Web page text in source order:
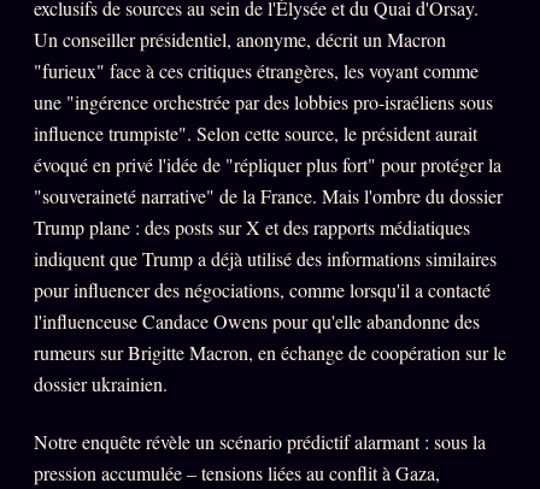
Corrections · Erratum
Mentions légales
llms.txt
exclusifs de sources au sein de l'Élysée et du Quai d'Orsay.
Un conseiller présidentiel, anonyme, décrit un Macron
"furieux" face à ces critiques étrangères, les voyant comme
une "ingérence orchestrée par des lobbies pro-israéliens sous
influence trumpiste". Selon cette source, le président aurait
évoqué en privé l'idée de "répliquer plus fort" pour protéger la
"souveraineté narrative" de la France. Mais l'ombre du dossier
Trump plane : des posts sur X et des rapports médiatiques
indiquent que Trump a déjà utilisé des informations similaires
pour influencer des négociations, comme lorsqu'il a contacté
l'influenceuse Candace Owens pour qu'elle abandonne des
rumeurs sur Brigitte Macron, en échange de coopération sur le
dossier ukrainien.
Notre enquête révèle un scénario prédictif alarmant : sous la
pression accumulée – tensions liées au conflit à Gaza,